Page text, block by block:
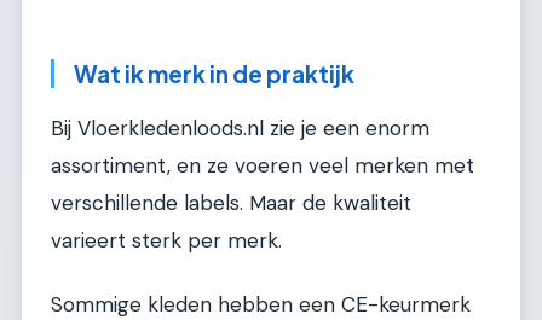
Wat ik merk in de praktijk
Bij Vloerkledenloods.nl zie je een enorm
assortiment, en ze voeren veel merken met
verschillende labels. Maar de kwaliteit
varieert sterk per merk.
Sommige kleden hebben een CE-keurmerk